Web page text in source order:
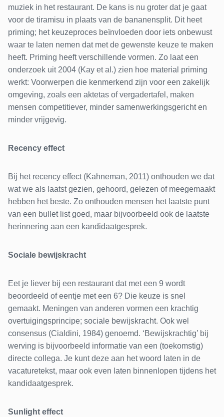
muziek in het restaurant. De kans is nu groter dat je gaat
voor de tiramisu in plaats van de bananensplit. Dit heet
priming; het keuzeproces beïnvloeden door iets onbewust
waar te laten nemen dat met de gewenste keuze te maken
heeft. Priming heeft verschillende vormen. Zo laat een
onderzoek uit 2004 (Kay et al.) zien hoe material priming
werkt: Voorwerpen die kenmerkend zijn voor een zakelijk
omgeving, zoals een aktetas of vergadertafel, maken
mensen competitiever, minder samenwerkingsgericht en
minder vrijgevig.
Recency effect
Bij het recency effect (Kahneman, 2011) onthouden we dat
wat we als laatst gezien, gehoord, gelezen of meegemaakt
hebben het beste. Zo onthouden mensen het laatste punt
van een bullet list goed, maar bijvoorbeeld ook de laatste
herinnering aan een kandidaatgesprek.
Sociale bewijskracht
Eet je liever bij een restaurant dat met een 9 wordt
beoordeeld of eentje met een 6? Die keuze is snel
gemaakt. Meningen van anderen vormen een krachtig
overtuigingsprincipe; sociale bewijskracht. Ook wel
consensus (Cialdini, 1984) genoemd. ‘Bewijskrachtig’ bij
werving is bijvoorbeeld informatie van een (toekomstig)
directe collega. Je kunt deze aan het woord laten in de
vacaturetekst, maar ook even laten binnenlopen tijdens het
kandidaatgesprek.
Sunlight effect